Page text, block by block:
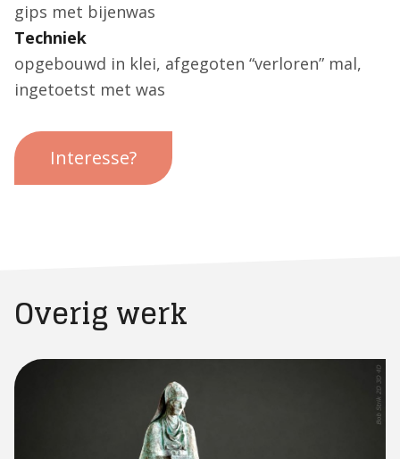
gips met bijenwas
Techniek
opgebouwd in klei, afgegoten “verloren” mal,
ingetoetst met was
Interesse?
Overig werk